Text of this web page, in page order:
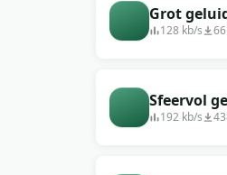
Grot
128 kb/s
Sfeervol
van192 kb/s